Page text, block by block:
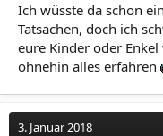
Ich wüsste da schon
Tatsachen, doch ich
eure Kinder oder
ohnehin alles erfahren
3. Januar 2018